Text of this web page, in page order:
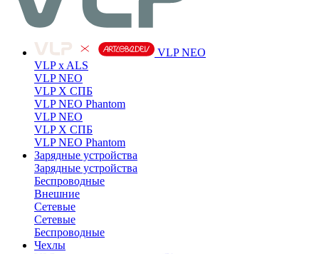
VLP NEO
VLP x ALS
VLP NEO
VLP X СПБ
VLP NEO Phantom
VLP NEO
VLP X СПБ
VLP NEO Phantom
Зарядные устройства
Зарядные устройства
Беспроводные
Внешние
Сетевые
Сетевые
Беспроводные
Чехлы